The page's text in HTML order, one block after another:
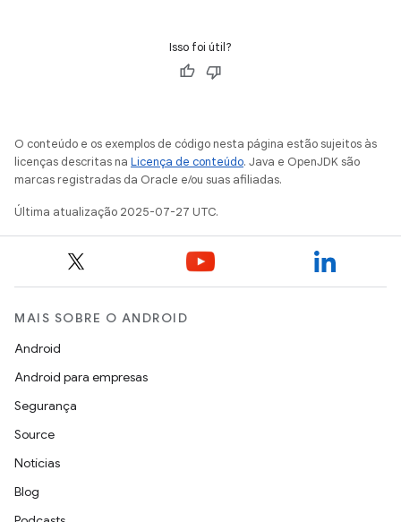
Isso foi útil?
O conteúdo e os exemplos de código nesta página estão sujeitos às
licenças descritas na Licença de conteúdo. Java e OpenJDK são
marcas registradas da Oracle e/ou suas afiliadas.
Última atualização 2025-07-27 UTC.
MAIS SOBRE O ANDROID
Android
Android para empresas
Segurança
Source
Notícias
Blog